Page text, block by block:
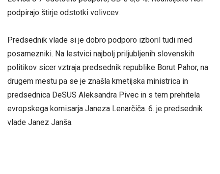
podpirajo štirje odstotki volivcev.
Predsednik vlade si je dobro podporo izboril tudi med
posamezniki. Na lestvici najbolj priljubljenih slovenskih
politikov sicer vztraja predsednik republike Borut Pahor, na
drugem mestu pa se je znašla kmetijska ministrica in
predsednica DeSUS Aleksandra Pivec in s tem prehitela
evropskega komisarja Janeza Lenarčiča. 6. je predsednik
vlade Janez Janša.